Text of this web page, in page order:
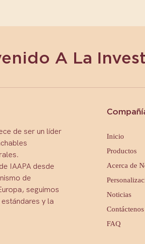
A La
de ser un líder
IAAPA desde
de
seguimos
y la
Inicio
Productos
Acerca de
Noticias
Contáctenos
FAQ